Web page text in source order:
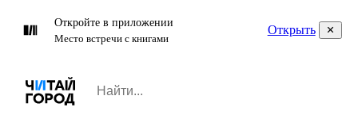
Откройте в приложении
Место встречи с книгами
Открыть